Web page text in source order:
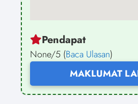
Pendapat
None/5 (Baca Ulasan)
MAKLUMAT